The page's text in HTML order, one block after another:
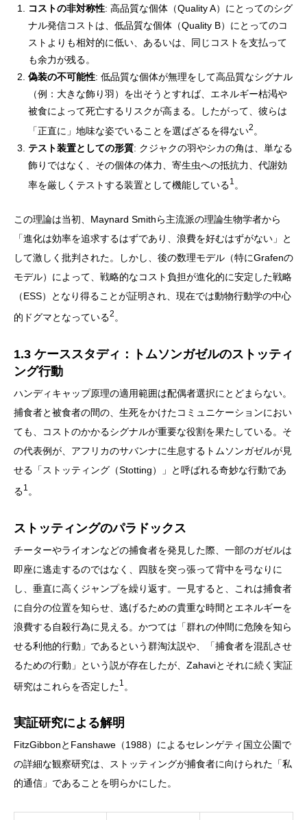
コストの非対称性: 高品質な個体（Quality A）にとってのシグ
ナル発信コストは、低品質な個体（Quality B）にとってのコ
ストよりも相対的に低い、あるいは、同じコストを支払って
も余力が残る。
偽装の不可能性: 低品質な個体が無理をして高品質なシグナル
（例：大きな飾り羽）を出そうとすれば、エネルギー枯渇や
被食によって死亡するリスクが高まる。したがって、彼らは
「正直に」地味な姿でいることを選ばざるを得ない2 。
テスト装置としての形質: クジャクの羽やシカの角は、単なる
飾りではなく、その個体の体力、寄生虫への抵抗力、代謝効
率を厳しくテストする装置として機能している1 。
この理論は当初、Maynard Smithら主流派の理論生物学者から
「進化は効率を追求するはずであり、浪費を好むはずがない」と
して激しく批判された。しかし、後の数理モデル（特にGrafenの
モデル）によって、戦略的なコスト負担が進化的に安定した戦略
（ESS）となり得ることが証明され、現在では動物行動学の中心
的ドグマとなっている2 。
1.3 ケーススタディ：トムソンガゼルのストッティ
ング行動
ハンディキャップ原理の適用範囲は配偶者選択にとどまらない。
捕食者と被食者の間の、生死をかけたコミュニケーションにおい
ても、コストのかかるシグナルが重要な役割を果たしている。そ
の代表例が、アフリカのサバンナに生息するトムソンガゼルが見
せる「ストッティング（Stotting）」と呼ばれる奇妙な行動であ
る1 。
ストッティングのパラドックス
チーターやライオンなどの捕食者を発見した際、一部のガゼルは
即座に逃走するのではなく、四肢を突っ張って背中を弓なりに
し、垂直に高くジャンプを繰り返す。一見すると、これは捕食者
に自分の位置を知らせ、逃げるための貴重な時間とエネルギーを
浪費する自殺行為に見える。かつては「群れの仲間に危険を知ら
せる利他的行動」であるという群淘汰説や、「捕食者を混乱させ
るための行動」という説が存在したが、Zahaviとそれに続く実証
研究はこれらを否定した1 。
実証研究による解明
FitzGibbonとFanshawe（1988）によるセレンゲティ国立公園で
の詳細な観察研究は、ストッティングが捕食者に向けられた「私
的通信」であることを明らかにした。